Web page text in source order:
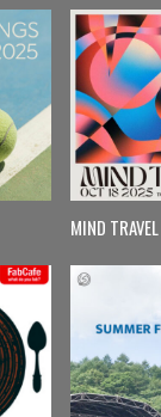
MIND TRAVEL